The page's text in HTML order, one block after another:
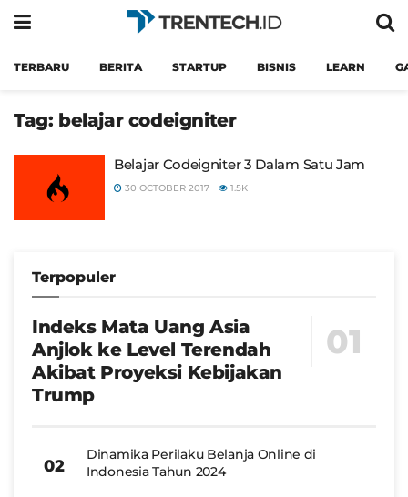
TERBARU BERITA STARTUP BISNIS LEARN
Tag: belajar codeigniter
Belajar Codeigniter 3 Dalam Satu Jam
30 OCTOBER 2017 1.5K
Terpopuler
Indeks Mata Uang Asia
Anjlok ke Level Terendah
Akibat Proyeksi Kebijakan
Trump
Dinamika Perilaku Belanja Online di
Indonesia Tahun 2024